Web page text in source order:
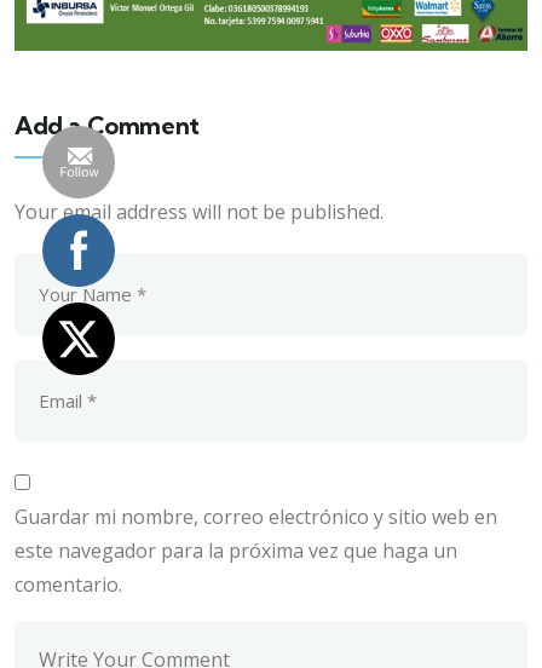
Add a Comment
Your email address will not be published.
Guardar mi nombre, correo electrónico y sitio web en
este navegador para la próxima vez que haga un
comentario.